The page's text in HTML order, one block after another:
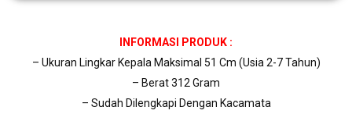
INFORMASI PRODUK :
– Ukuran Lingkar Kepala Maksimal 51 Cm (Usia 2-7 Tahun)
– Berat 312 Gram
– Sudah Dilengkapi Dengan Kacamata